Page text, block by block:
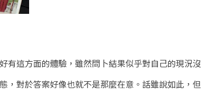
有這方面的體驗，雖然問卜結果似乎對自己的現況沒
，對於答案好像也就不是那麼在意。話雖說如此，但